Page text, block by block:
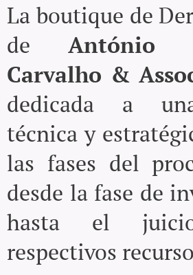
La boutique de
de António
Carvalho &
dedicada a
técnica y
las fases del
desde la fase de
hasta el
respectivos